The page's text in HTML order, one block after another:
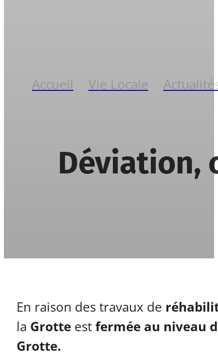
Accueil Vie Locale
Déviation,
En raison des travaux de
la Grotte estfermée au niveau
Grotte.